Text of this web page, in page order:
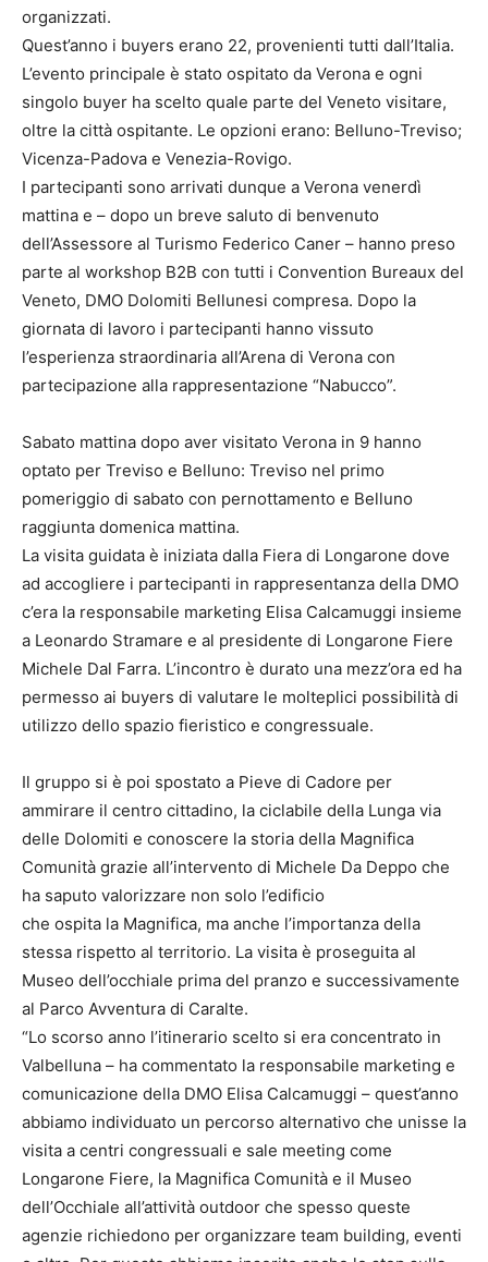
organizzati.
Quest’anno i buyers erano 22, provenienti tutti dall’Italia.
L’evento principale è stato ospitato da Verona e ogni
singolo buyer ha scelto quale parte del Veneto visitare,
oltre la città ospitante. Le opzioni erano: Belluno-Treviso;
Vicenza-Padova e Venezia-Rovigo.
I partecipanti sono arrivati dunque a Verona venerdì
mattina e – dopo un breve saluto di benvenuto
dell’Assessore al Turismo Federico Caner – hanno preso
parte al workshop B2B con tutti i Convention Bureaux del
Veneto, DMO Dolomiti Bellunesi compresa. Dopo la
giornata di lavoro i partecipanti hanno vissuto
l’esperienza straordinaria all’Arena di Verona con
partecipazione alla rappresentazione “Nabucco”.
Sabato mattina dopo aver visitato Verona in 9 hanno
optato per Treviso e Belluno: Treviso nel primo
pomeriggio di sabato con pernottamento e Belluno
raggiunta domenica mattina.
La visita guidata è iniziata dalla Fiera di Longarone dove
ad accogliere i partecipanti in rappresentanza della DMO
c’era la responsabile marketing Elisa Calcamuggi insieme
a Leonardo Stramare e al presidente di Longarone Fiere
Michele Dal Farra. L’incontro è durato una mezz’ora ed ha
permesso ai buyers di valutare le molteplici possibilità di
utilizzo dello spazio fieristico e congressuale.
Il gruppo si è poi spostato a Pieve di Cadore per
ammirare il centro cittadino, la ciclabile della Lunga via
delle Dolomiti e conoscere la storia della Magnifica
Comunità grazie all’intervento di Michele Da Deppo che
ha saputo valorizzare non solo l’edificio
che ospita la Magnifica, ma anche l’importanza della
stessa rispetto al territorio. La visita è proseguita al
Museo dell’occhiale prima del pranzo e successivamente
al Parco Avventura di Caralte.
“Lo scorso anno l’itinerario scelto si era concentrato in
Valbelluna – ha commentato la responsabile marketing e
comunicazione della DMO Elisa Calcamuggi – quest’anno
abbiamo individuato un percorso alternativo che unisse la
visita a centri congressuali e sale meeting come
Longarone Fiere, la Magnifica Comunità e il Museo
dell’Occhiale all’attività outdoor che spesso queste
agenzie richiedono per organizzare team building, eventi